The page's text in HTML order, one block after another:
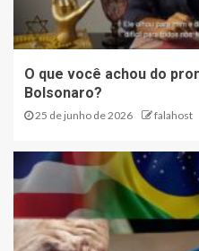
O que você achou do
Bolsonaro?
25 de junho de 2026 falahost